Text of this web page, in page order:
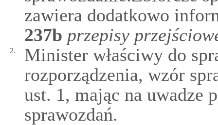
zawiera dodatkowo
237b przepisy
2.
Minister właściwy do
rozporządzenia, wzór
ust. 1, mając na uwadze
sprawozdań.